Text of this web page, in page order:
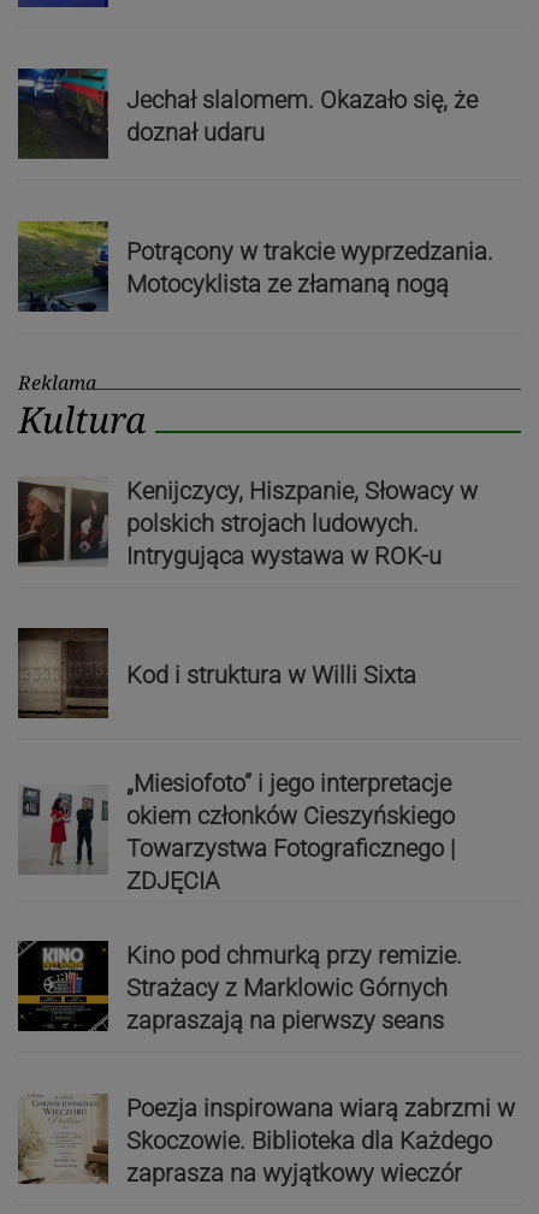
Jechał slalomem. Okazało się, że
doznał udaru
Potrącony w trakcie wyprzedzania.
Motocyklista ze złamaną nogą
Reklama
Kultura
Kenijczycy, Hiszpanie, Słowacy w
polskich strojach ludowych.
Intrygująca wystawa w ROK-u
Kod i struktura w Willi Sixta
„Miesiofoto” i jego interpretacje
okiem członków Cieszyńskiego
Towarzystwa Fotograficznego |
ZDJĘCIA
Kino pod chmurką przy remizie.
Strażacy z Marklowic Górnych
zapraszają na pierwszy seans
Poezja inspirowana wiarą zabrzmi w
Skoczowie. Biblioteka dla Każdego
zaprasza na wyjątkowy wieczór